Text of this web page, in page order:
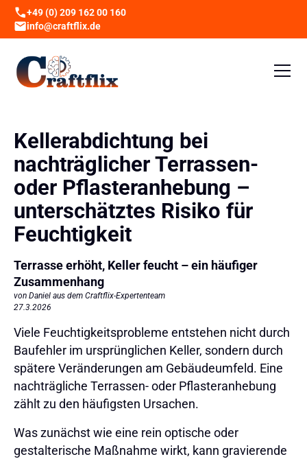
+49 (0) 209 162 00 160
info@craftflix.de
Kellerabdichtung bei
nachträglicher Terrassen-
oder Pflasteranhebung –
unterschätztes Risiko für
Feuchtigkeit
Terrasse erhöht, Keller feucht – ein häufiger
Zusammenhang
von Daniel aus dem Craftflix-Expertenteam
27.3.2026
Viele Feuchtigkeitsprobleme entstehen nicht durch
Baufehler im ursprünglichen Keller, sondern durch
spätere Veränderungen am Gebäudeumfeld. Eine
nachträgliche Terrassen- oder Pflasteranhebung
zählt zu den häufigsten Ursachen.
Was zunächst wie eine rein optische oder
gestalterische Maßnahme wirkt, kann gravierende